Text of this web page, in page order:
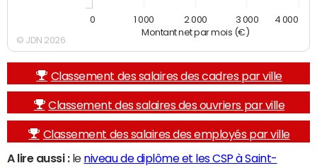
Montant net par mois (€)
0 1 000 2 000 3 000 4 000
© JDN 2026
Classement des salaires des cadres par ville
Classement des salaires des ouvriers par ville
Classement des salaires des employés par ville
A lire aussi :le niveau de diplôme et les CSP à Saint-